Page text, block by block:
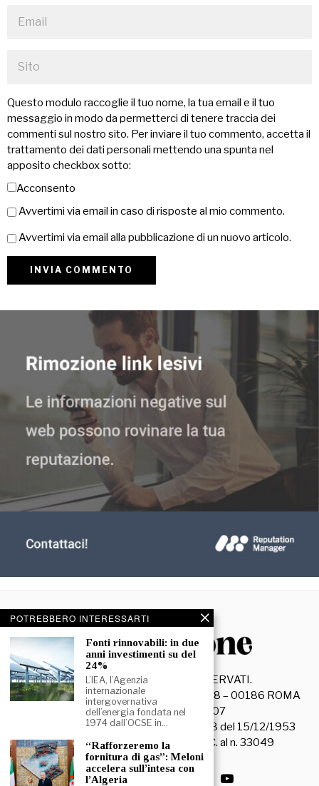
Questo modulo raccoglie il tuo nome, la tua email e il tuo
messaggio in modo da permetterci di tenere traccia dei
commenti sul nostro sito. Per inviare il tuo commento, accetta il
trattamento dei dati personali mettendo una spunta nel
apposito checkbox sotto:
Acconsento
Avvertimi via email in caso di risposte al mio commento.
Avvertimi via email alla pubblicazione di un nuovo articolo.
© 2026- TUTTI I DIRITTI RISERVATI.
La Discussione S.r.l. – Piazza Capranica, 78 – 00186 ROMA
C.F. e P. IVA 15045971007
Registrazione Tribunale di Roma n. 3628 del 15/12/1953
La società editrice è iscritta al R.O.C. al n. 33049
POTREBBERO INTERESSARTI
Fonti rinnovabili: in due
anni investimenti su del
24%
L’IEA, l’Agenzia
internazionale
intergovernativa
dell’energia fondata nel
1974 dall’OCSE in…
“Rafforzeremo la
fornitura di gas”: Meloni
accelera sull’intesa con
l’Algeria